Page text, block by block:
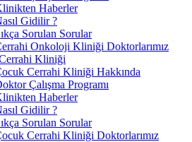
Haberler
Gidilir ?
Sorulan Sorular
Onkoloji Kliniği Doktorlarımız
Kliniği
Cerrahi Kliniği Hakkında
Çalışma Programı
Haberler
Gidilir ?
Sorulan Sorular
Cerrahi Kliniği Doktorlarımız